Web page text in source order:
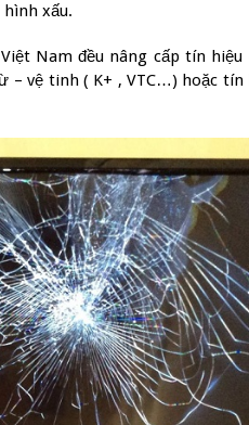
xấu.
Nam đều nâng cấp tín hiệu
vệ tinh ( K+ , VTC…) hoặc tín